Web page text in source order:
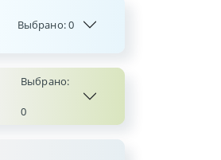
Выбрано:0
Выбрано:
0